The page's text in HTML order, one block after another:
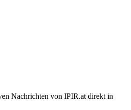
Nachrichten von IPIR.at direkt in